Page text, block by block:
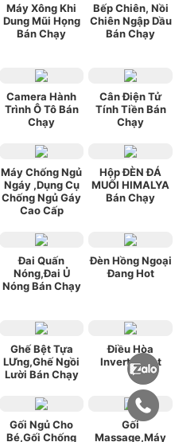
Máy Xông Khi
Dung Mũi Họng
Bán Chạy
Bếp Chiên, Nồi
Chiên Ngập Dầu
Bán Chạy
Camera Hành
Trình Ô Tô Bán
Chạy
Cân Điện Tử
Tính Tiền Bán
Chạy
Máy Chống Ngủ
Ngáy ,Dụng Cụ
Chống Ngủ Gáy
Cao Cấp
Hộp ĐÈN ĐÁ
MUỐI HIMALYA
Bán Chạy
Đai Quấn
Nóng,Đai Ủ
Nóng Bán Chạy
Đèn Hồng Ngoại
Đang Hot
Ghế Bệt Tựa
LƯng,Ghế Ngồi
Lười Bán Chạy
Điều Hòa
Inverter Hot
Gối Ngủ Cho
Bé,Gối Chống
Gối
Massage,Máy